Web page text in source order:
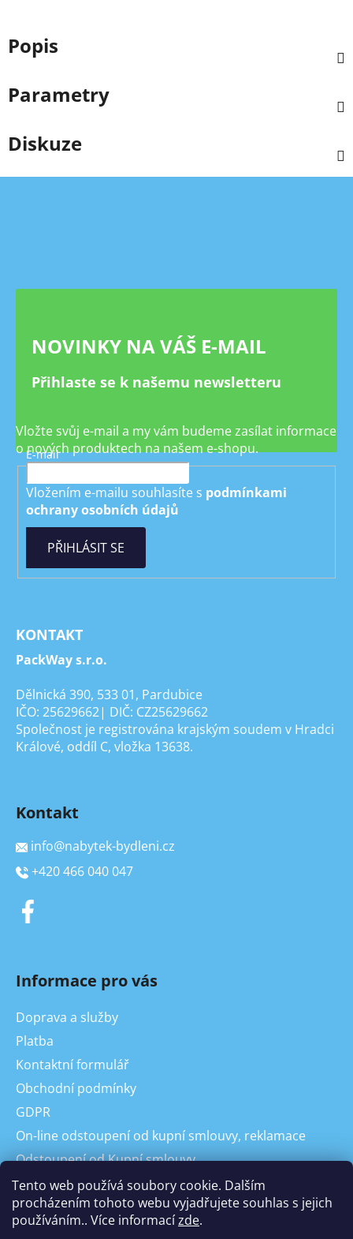
Tento web používá soubory cookie. Dalším
procházením tohoto webu vyjadřujete souhlas s jejich
používáním.. Více informacízde.
Popis
Parametry
Diskuze
Z
NOVINKY NA VÁŠ E-MAIL
Přihlaste se k našemu newsletteru
Vložte svůj e-mail a my vám budeme zasílat informace
o nových produktech na našem e-shopu.
E-mail
Vložením e-mailu souhlasíte s podmínkami
ochrany osobních údajů
PŘIHLÁSIT SE
KONTAKT
PackWay s.r.o.
Dělnická 390, 533 01, Pardubice
IČO: 25629662| DIČ: CZ25629662
Společnost je registrována krajským soudem v Hradci
Králové, oddíl C, vložka 13638.
Kontakt
info@nabytek-bydleni.cz
+420 466 040 047
Informace pro vás
Doprava a služby
Platba
Kontaktní formulář
Obchodní podmínky
GDPR
On-line odstoupení od kupní smlouvy, reklamace
Odstoupení od Kupní smlouvy
Reklamace